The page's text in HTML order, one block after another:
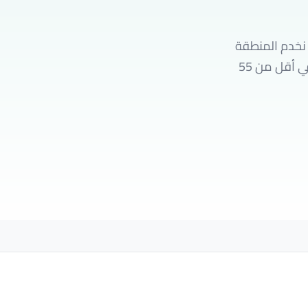
نخدم المنطقة
الخضراء الهادئة قرب قصر بيان والطريق الرابع بكفاءة عالية. فريقنا يصل إليك في أقل من 55